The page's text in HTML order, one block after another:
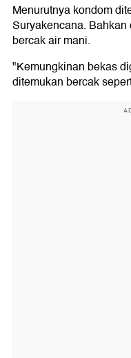
Menurutnya kondom
Suryakencana.
bercak air mani.
"Kemungkinan bekas
ditemukan bercak